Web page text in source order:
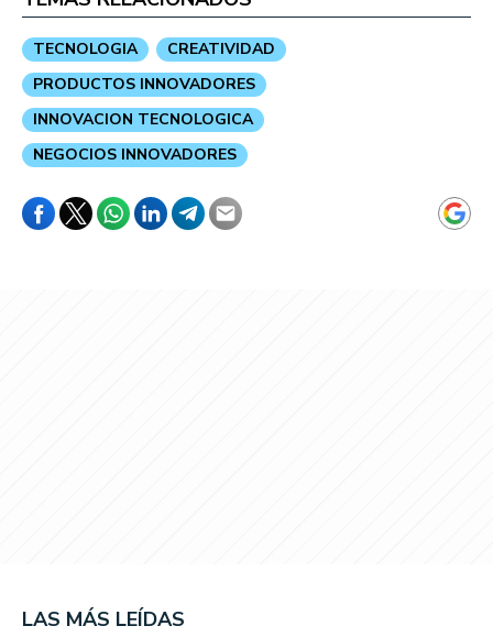
TECNOLOGIA
CREATIVIDAD
PRODUCTOS INNOVADORES
INNOVACION TECNOLOGICA
NEGOCIOS INNOVADORES
LAS MÁS LEÍDAS